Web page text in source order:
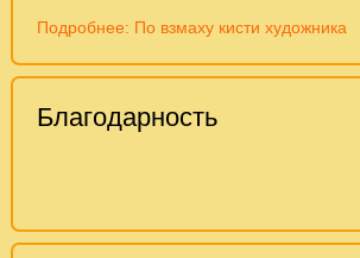
Подробнее: По взмаху кисти художника
Благодарность